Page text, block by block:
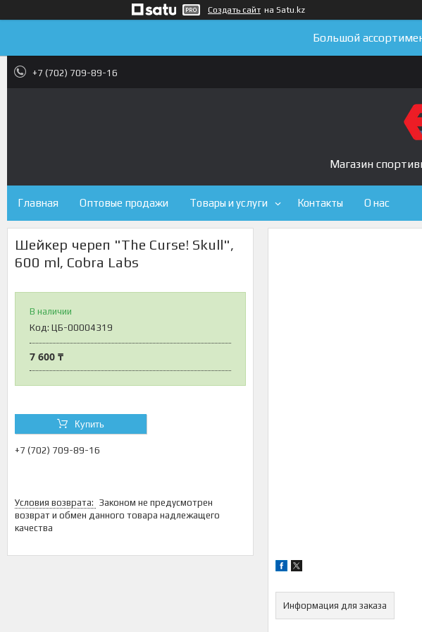
Создать сайт на Satu.kz
Большой
+7 (702) 709-89-16
Магазин
Главная Оптовые продажи Товары и услуги Контакты О нас
Шейкер череп "The Curse! Skull",
600 ml, Cobra Labs
В наличии
Код: ЦБ-00004319
7 600 ₸
Купить
+7 (702) 709-89-16
Законом не предусмотрен
возврат и обмен данного товара надлежащего
качества
Информация для заказа